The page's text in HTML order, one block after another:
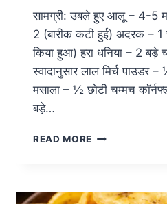
सामग्री: उबले हुए आलू – 4-5
2 (बारीक कटी हुई) अदरक – 1
किया हुआ) हरा धनिया – 2
स्वादानुसार लाल मिर्च पाउडर
मसाला – ½ छोटी चम्मच
बड़े…
READ MORE